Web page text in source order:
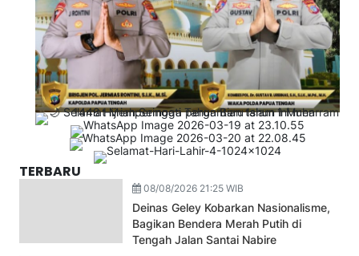
TERBARU
08/08/2026 21:25 WIB
Deinas Geley Kobarkan Nasionalisme,
Bagikan Bendera Merah Putih di
Tengah Jalan Santai Nabire